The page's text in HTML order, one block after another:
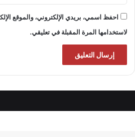
احفظ اسمي، بريدي الإلكتروني، والموقع
لاستخدامها المرة المقبلة في تعليقي.